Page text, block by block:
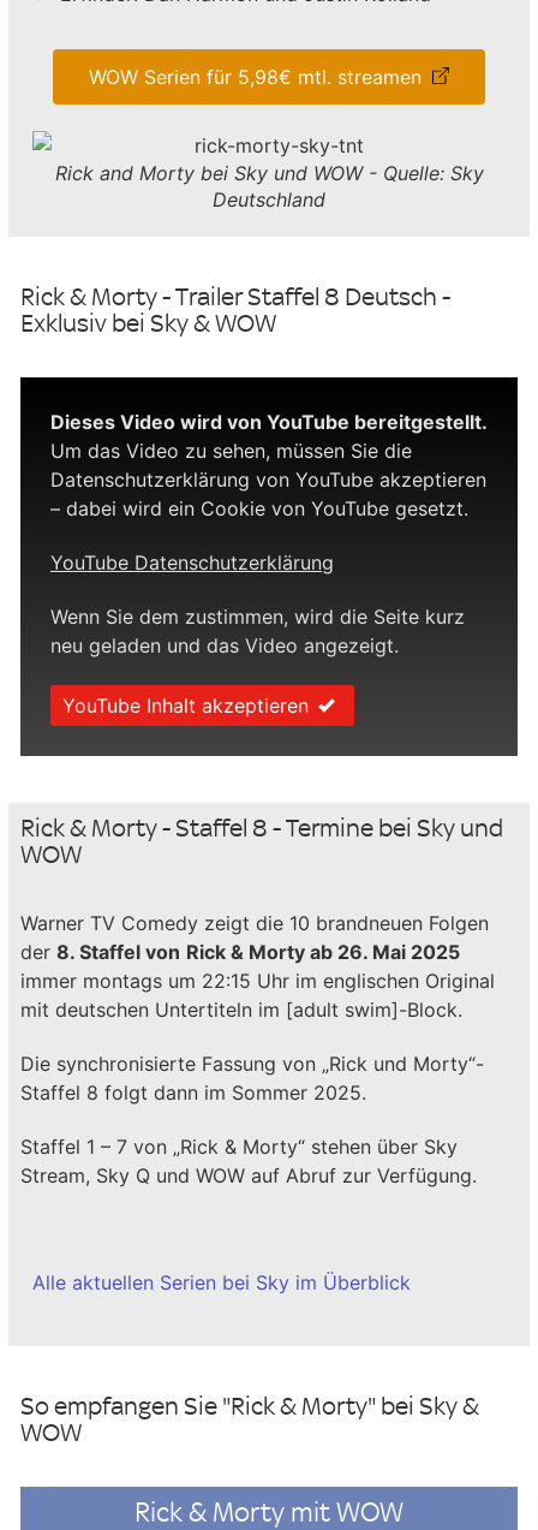
WOW Serien für 5,98€ mtl. streamen
Rick and Morty bei Sky und WOW - Quelle: Sky
Deutschland
Rick & Morty - Trailer Staffel 8 Deutsch -
Exklusiv bei Sky & WOW
Dieses Video wird von YouTube bereitgestellt.
Um das Video zu sehen, müssen Sie die
Datenschutzerklärung von YouTube akzeptieren
– dabei wird ein Cookie von YouTube gesetzt.
YouTube Datenschutzerklärung
Wenn Sie dem zustimmen, wird die Seite kurz
neu geladen und das Video angezeigt.
YouTube Inhalt akzeptieren
Rick & Morty - Staffel 8 - Termine bei Sky und
WOW
Warner TV Comedy zeigt die 10 brandneuen Folgen
der 8. Staffel von Rick & Morty ab 26. Mai 2025
immer montags um 22:15 Uhr im englischen Original
mit deutschen Untertiteln im [adult swim]-Block.
Die synchronisierte Fassung von „Rick und Morty“-
Staffel 8 folgt dann im Sommer 2025.
Staffel 1 – 7 von „Rick & Morty“ stehen über Sky
Stream, Sky Q und WOW auf Abruf zur Verfügung.
Alle aktuellen Serien bei Sky im Überblick
So empfangen Sie "Rick & Morty" bei Sky &
WOW
Rick & Morty mit WOW